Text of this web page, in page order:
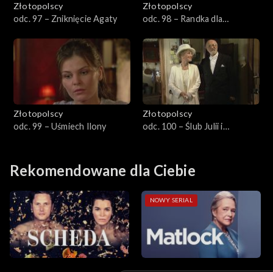
Złotopolscy
odc. 97 – Zniknięcie Agaty
Złotopolscy
odc. 98 – Randka dla
Złotopolscy
odc. 99 – Uśmiech Ilony
Złotopolscy
odc. 100 – Ślub Julii i
Rekomendowane dla Ciebie
NOWY SERIAL